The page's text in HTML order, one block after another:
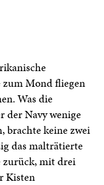
zum Mond fliegen
Was die
der Navy wenige
brachte keine zwei
das malträtierte
zurück, mit drei
Kisten